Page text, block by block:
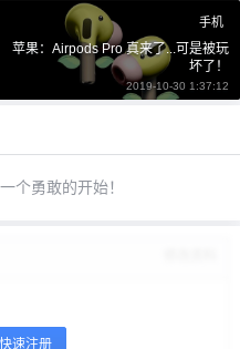
手机
苹果：Airpods Pro 真来了...可是被玩
坏了！
2019-10-30 1:37:12
个勇敢的开始！
快速注册